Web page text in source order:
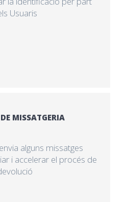
Usuaris
MISSATGERIA
alguns missatges
i accelerar el procés de